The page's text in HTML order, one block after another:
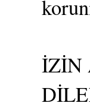
İZİN